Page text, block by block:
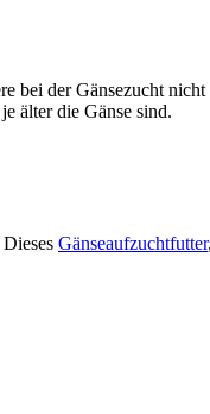
bei der Gänsezucht nicht
älter die Gänse sind.
Gänseaufzuchtfutter